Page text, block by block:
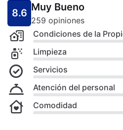
8.6 Muy Bueno
259 opiniones
Condiciones de la
Limpieza
Servicios
Atención del personal
Comodidad